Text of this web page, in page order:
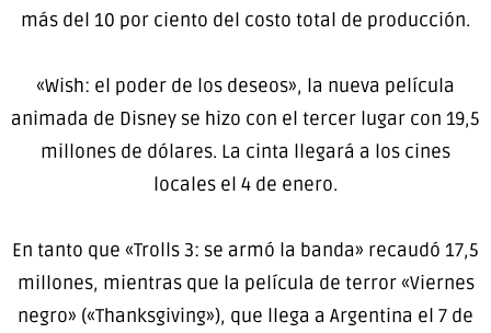
más del 10 por ciento del costo total de producción.
«Wish: el poder de los deseos», la nueva película
animada de Disney se hizo con el tercer lugar con 19,5
millones de dólares. La cinta llegará a los cines
locales el 4 de enero.
En tanto que «Trolls 3: se armó la banda» recaudó 17,5
millones, mientras que la película de terror «Viernes
negro» («Thanksgiving»), que llega a Argentina el 7 de